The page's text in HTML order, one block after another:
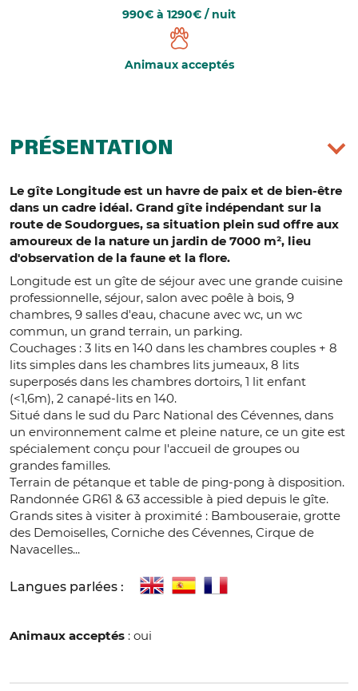
990€ à 1290€ / nuit
Animaux acceptés
PRÉSENTATION
Le gîte Longitude est un havre de paix et de bien-être
dans un cadre idéal. Grand gîte indépendant sur la
route de Soudorgues, sa situation plein sud offre aux
amoureux de la nature un jardin de 7000 m², lieu
d'observation de la faune et la flore.
Longitude est un gîte de séjour avec une grande cuisine
professionnelle, séjour, salon avec poêle à bois, 9
chambres, 9 salles d'eau, chacune avec wc, un wc
commun, un grand terrain, un parking.
Couchages : 3 lits en 140 dans les chambres couples + 8
lits simples dans les chambres lits jumeaux, 8 lits
superposés dans les chambres dortoirs, 1 lit enfant
(<1,6m), 2 canapé-lits en 140.
Situé dans le sud du Parc National des Cévennes, dans
un environnement calme et pleine nature, ce un gite est
spécialement conçu pour l'accueil de groupes ou
grandes familles.
Terrain de pétanque et table de ping-pong à disposition.
Randonnée GR61 & 63 accessible à pied depuis le gîte.
Grands sites à visiter à proximité : Bambouseraie, grotte
des Demoiselles, Corniche des Cévennes, Cirque de
Navacelles...
Langues parlées :
Animaux acceptés : oui